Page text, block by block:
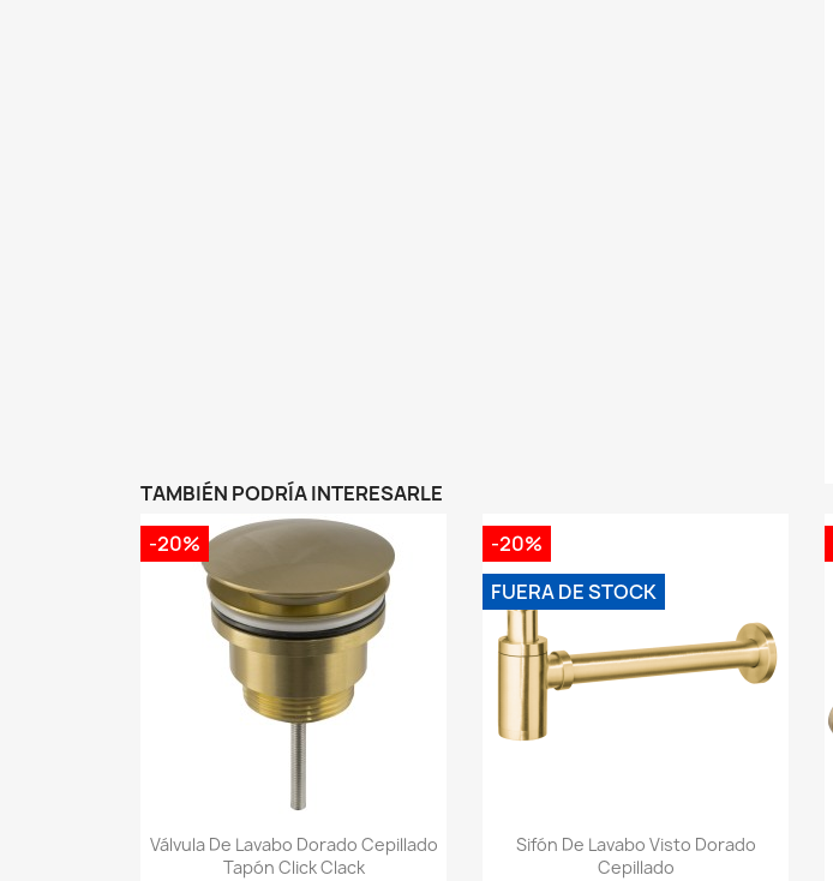
TAMBIÉN PODRÍA INTERESARLE
Vista rápida
Válvula De Lavabo Dorado Cepillado
Tapón Click Clack
-20%
 Vista rápida
Sifón De Lavabo Visto Dorado
Cepillado
-20%
FUERA DE STOCK